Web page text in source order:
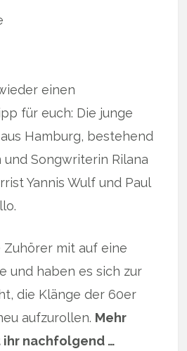
einen
für euch: Die junge
Hamburg, bestehend
und Songwriterin Rilana
Yannis Wulf und Paul
Zuhörer mit auf eine
und haben es sich zur
die Klänge der 60er
aufzurollen. Mehr
nachfolgend …